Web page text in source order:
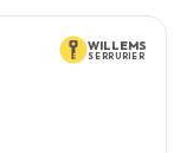
WILLEMS
SERRURIER